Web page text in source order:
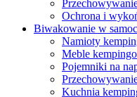
Ochrona i
Biwakowanie w
Namioty
Meble
Pojemniki na
Kuchnia